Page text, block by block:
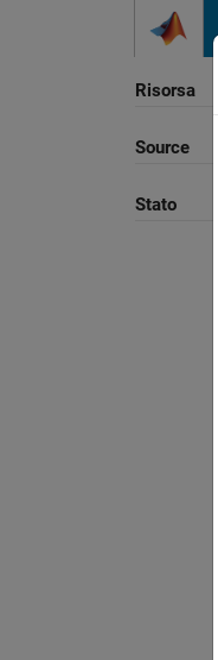
Risorsa
Source
Stato